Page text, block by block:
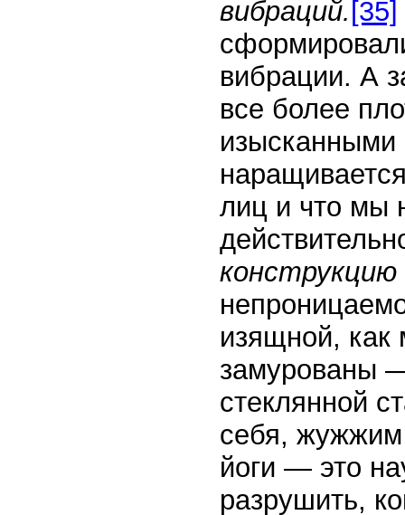
вибраций. [35]
вибрации. А
все более
изысканными
лиц и что мы
конструкцию
изящной, как
замурованы
стеклянной
себя, жужжим
йоги — это
разрушить,